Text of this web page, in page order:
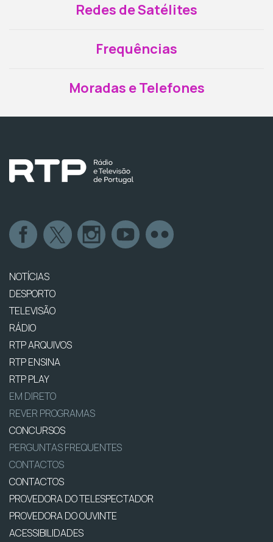
Redes de Satélites
Frequências
Moradas e Telefones
NOTÍCIAS
DESPORTO
TELEVISÃO
RÁDIO
RTP ARQUIVOS
RTP ENSINA
RTP PLAY
EM DIRETO
REVER PROGRAMAS
CONCURSOS
PERGUNTAS FREQUENTES
CONTACTOS
CONTACTOS
PROVEDORA DO TELESPECTADOR
PROVEDORA DO OUVINTE
ACESSIBILIDADES